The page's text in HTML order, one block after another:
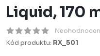
Liquid, 170
Kód produktu: RX_501